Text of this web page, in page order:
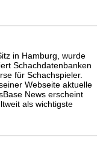
in Hamburg, wurde
Schachdatenbanken
für Schachspieler.
Webseite aktuelle
News erscheint
als wichtigste